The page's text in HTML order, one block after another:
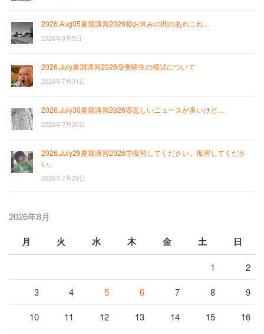
2026.Aug05夏期講習2026⑩お休みの間のあれこれ…
2026年8月5日
2026.July夏期講習2026⑨受験生の模試について
2026年7月31日
2026.July30夏期講習2026⑧悲しいニュースが多いけど…
2026年7月30日
2026.July29夏期講習2026⑦復習してください。復習してくださ
い。
2026年7月29日
2026年8月
月 火 水 木 金 土 日
1
2
3
4 5 6 7 8
9
10
11 12 13 14 15
16